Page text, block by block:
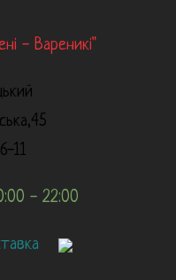
- Вареникі"
11
- 22:00